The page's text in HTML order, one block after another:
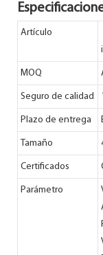
Artículo
MOQ
Seguro de calidad
Plazo de entrega
Tamaño
Certificados
Parámetro